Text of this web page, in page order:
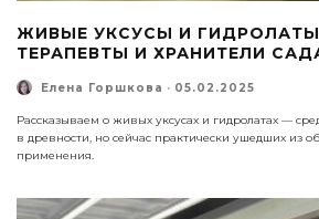
ЖИВЫЕ УКСУСЫ И
ТЕРАПЕВТЫ И ХРАНИТЕЛИ
Елена Горшкова · 05.02.2025
Рассказываем о живых уксусах и гидролатах —
в древности, но сейчас практически ушедших из
применения.